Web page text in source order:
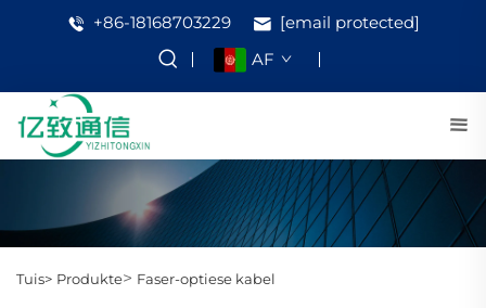
+86-18168703229
[email protected]
AF
Tuis> Produkte> Faser-optiese kabel